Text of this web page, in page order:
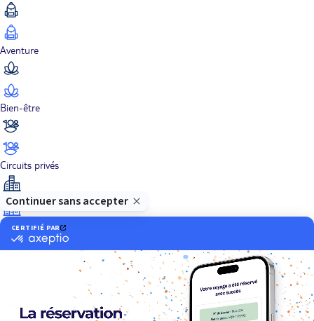
Aventure
Bien-être
Circuits privés
City Trips